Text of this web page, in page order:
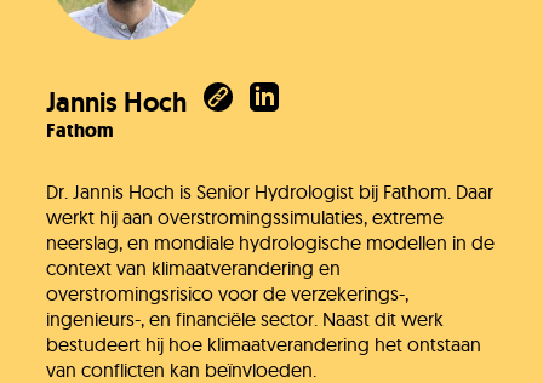
Jannis Hoch
Fathom
Dr. Jannis Hoch is Senior Hydrologist bij Fathom. Daar
werkt hij aan overstromingssimulaties, extreme
neerslag, en mondiale hydrologische modellen in de
context van klimaatverandering en
overstromingsrisico voor de verzekerings-,
ingenieurs-, en financiële sector. Naast dit werk
bestudeert hij hoe klimaatverandering het ontstaan
van conflicten kan beïnvloeden.